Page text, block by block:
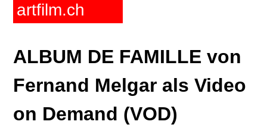
artfilm.ch
ALBUM DE FAMILLE von
Fernand Melgar als Video
on Demand (VOD)